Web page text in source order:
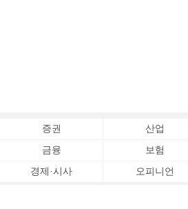
증권 산업
금융 보험
경제·시사 오피니언